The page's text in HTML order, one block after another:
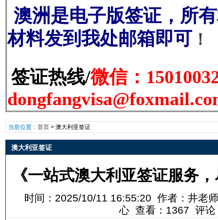
澳洲是电子版签证，所
材料发到我处邮箱即可 ！
签证热线/微信：
当前位置： 首页> 澳大利亚签证
澳大利亚签证
《一站式澳大利亚签证服务
时间：2025/10/11 16:55:20 作者：井老
心 查看：1367 评论